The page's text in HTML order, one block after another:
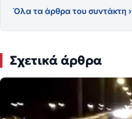
Όλα τα άρθρα του συντάκτη ›
Σχετικά άρθρα